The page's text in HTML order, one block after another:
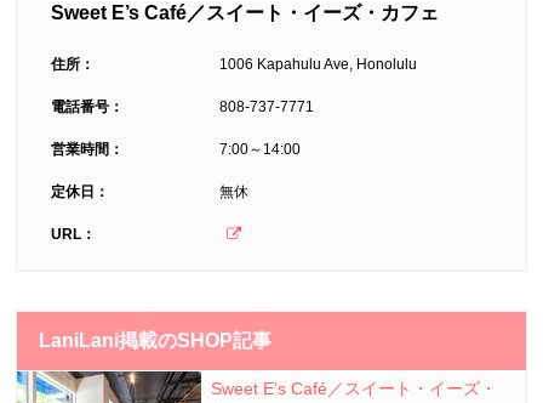
Sweet E’s Café／スイート・イーズ・カフェ
住所： 1006 Kapahulu Ave, Honolulu
電話番号： 808-737-7771
営業時間： 7:00～14:00
定休日： 無休
URL：
LaniLani掲載のSHOP記事
Sweet E’s Café／スイート・イーズ・